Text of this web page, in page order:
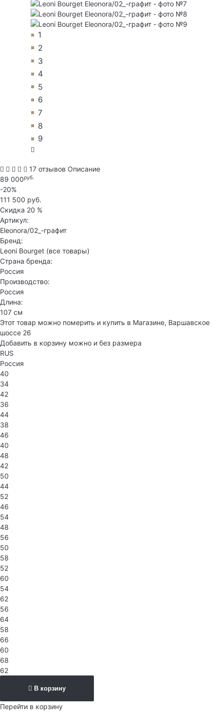
1
2
3
4
5
6
7
8
9
17 отзывов Описание
89 000руб.
-20%
111 500 руб.
Скидка 20 %
Артикул:
Eleonora/02_-графит
Бренд:
Leoni Bourget (все товары)
Страна бренда:
Россия
Производство:
Россия
Длина:
107 см
Этот товар можно померить и купить в Магазине, Варшавское
шоссе 26
Добавить в корзину можно и без размера
RUS
Россия
40
34
42
36
44
38
46
40
48
42
50
44
52
46
54
48
56
50
58
52
60
54
62
56
64
58
66
60
68
62
В корзину
Перейти в корзину